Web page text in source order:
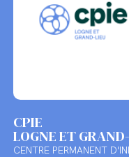
CPIE
LOGNE ET
CENTRE PERMANENT